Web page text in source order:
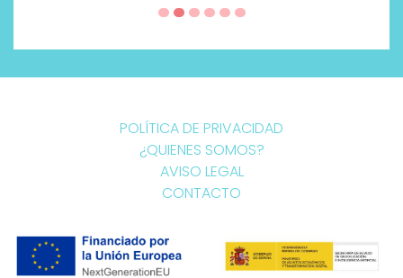
POLÍTICA DE PRIVACIDAD
¿QUIENES SOMOS?
AVISO LEGAL
CONTACTO